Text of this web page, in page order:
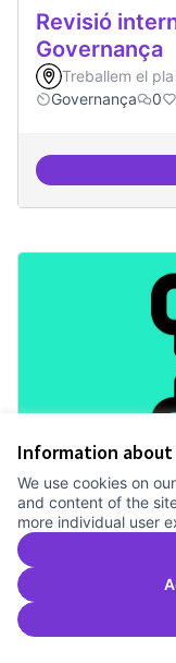
Information
We use cookies on
and content of the
more individual user
Revisió
Governança
Treballem el
Governança
0
compartits
Treballem el